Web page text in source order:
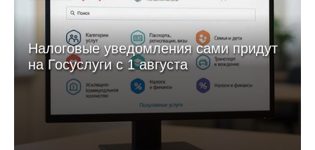
Налоговые уведомления сами придут
на Госуслуги с 1 августа